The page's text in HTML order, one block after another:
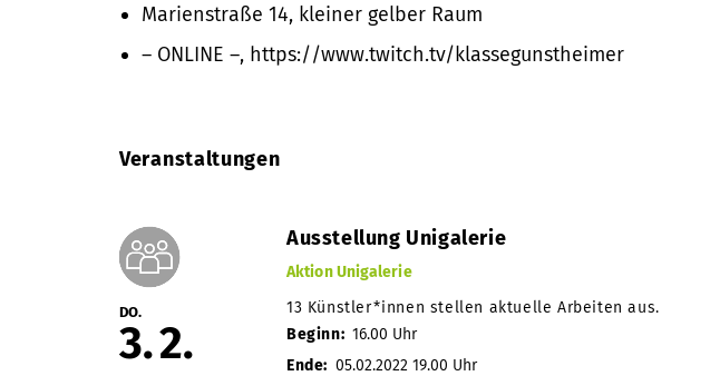
Marienstraße 14, kleiner gelber Raum
– ONLINE –, https://www.twitch.tv/klassegunstheimer
Veranstaltungen
DO.
3 2
Ausstellung Unigalerie
Aktion Unigalerie
13 Künstler*innen stellen aktuelle Arbeiten aus.
Beginn: 16.00 Uhr
Ende: 05.02.2022 19.00 Uhr